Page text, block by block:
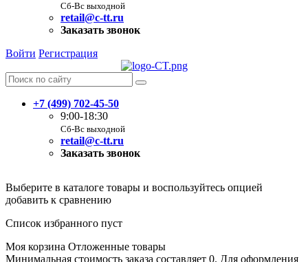
Сб-Вс выходной
retail@c-tt.ru
Заказать звонок
Войти Регистрация
+7 (499) 702-45-50
9:00-18:30
Сб-Вс выходной
retail@c-tt.ru
Заказать звонок
Выберите в каталоге товары и воспользуйтесь опцией
добавить к сравнению
Список избранного пуст
Моя корзина Отложенные товары
Минимальная стоимость заказа составляет 0. Для оформления